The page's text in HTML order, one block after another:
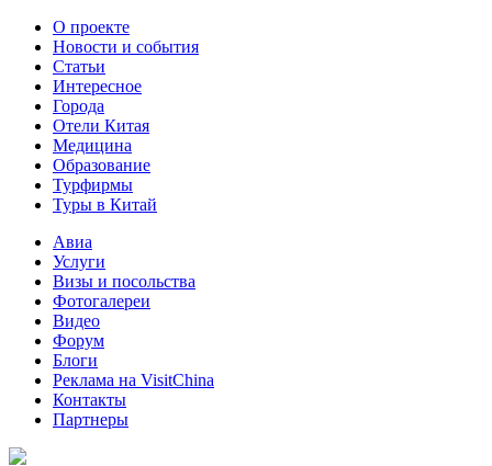
О проекте
Новости и события
Статьи
Интересное
Города
Отели Китая
Медицина
Образование
Турфирмы
Туры в Китай
Авиа
Услуги
Визы и посольства
Фотогалереи
Видео
Форум
Блоги
Реклама на VisitChina
Контакты
Партнеры